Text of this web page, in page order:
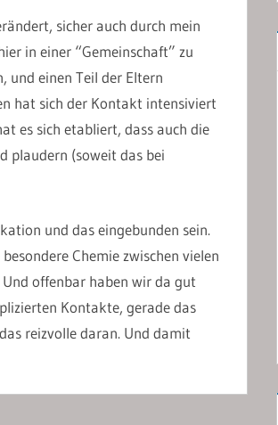
sicher auch durch mein
in einer “Gemeinschaft” zu
und einen Teil der Eltern
hat sich der Kontakt intensiviert
es sich etabliert, dass auch die
plaudern (soweit das bei
und das eingebunden sein.
Chemie zwischen vielen
offenbar haben wir da gut
Kontakte, gerade das
reizvolle daran. Und damit